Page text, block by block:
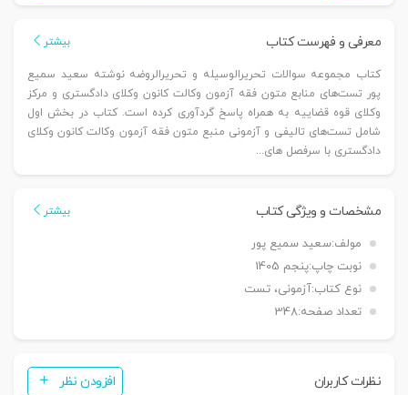
|
سمیع
پور
عدد
معرفی و فهرست کتاب بیشتر
کتاب مجموعه سوالات تحریرالوسیله و تحریرالروضه نوشته سعید سمیع
پور تست‌های منابع متون فقه آزمون وکالت کانون وکلای دادگستری و مرکز
وکلای قوه قضاییه به همراه پاسخ گردآوری کرده است. کتاب در بخش اول
شامل تست‌های تالیفی و آزمونی منبع متون فقه آزمون وکالت کانون وکلای
دادگستری با سرفصل های...
مشخصات و ویژگی کتاب بیشتر
مولف:سعید سمیع پور
نوبت چاپ:پنجم 1405
نوع کتاب:آزمونی، تست
تعداد صفحه:348
نظرات کاربران افزودن نظر